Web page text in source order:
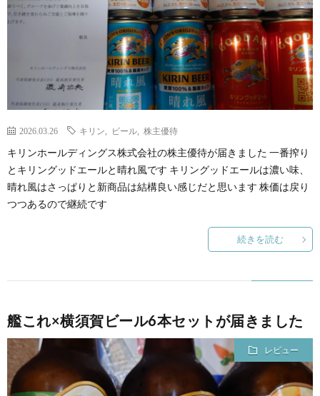
2026.03.26 キリン ビール 株主優待
キリンホールディングス株式会社の株主優待が届きました 一番搾り
とキリングッドエールと晴れ風です キリングッドエールは濃い味、
晴れ風はさっぱりと新商品は結構良い感じだと思います 株価は戻り
つつあるので継続です
続きを読む
艦これ×横須賀ビール6本セットが届きました
レビュー